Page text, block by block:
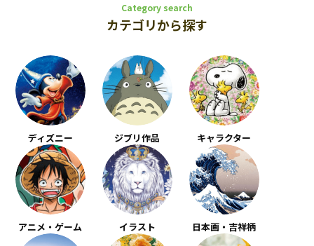
Category search
カテゴリから探す
ディズニー ジブリ作品 キャラクター
アニメ・ゲーム イラスト 日本画・吉祥柄